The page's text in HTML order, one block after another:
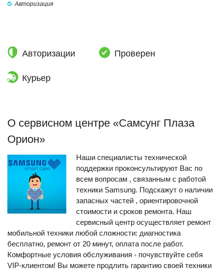
Авторизация
Авторизации Проверен
Курьер
О сервисном центре «Самсунг Плаза
Орион»
Наши специалисты технической
поддержки проконсультируют Вас по
всем вопросам , связанным с работой
техники Samsung. Подскажут о наличии
запасных частей , ориентировочной
стоимости и сроков ремонта. Наш
сервисный центр осуществляет ремонт
мобильной техники любой сложности: диагностика
бесплатно, ремонт от 20 минут, оплата после работ.
Комфортные условия обслуживания - почувствуйте себя
VIP-клиентом! Вы можете продлить гарантию своей техники